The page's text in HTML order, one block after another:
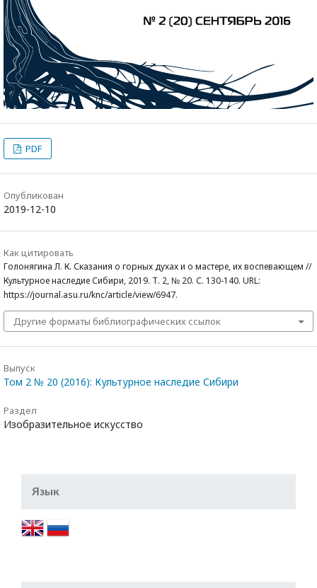
PDF
Опубликован
2019-12-10
Как цитировать
Голонягина Л. К. Сказания о горных духах и о мастере, их воспевающем //
Культурное наследие Сибири, 2019. Т. 2, № 20. С. 130-140. URL:
https://journal.asu.ru/knc/article/view/6947.
Другие форматы библиографических ссылок
Выпуск
Том 2 № 20 (2016): Культурное наследие Сибири
Раздел
Изобразительное искусство
Язык